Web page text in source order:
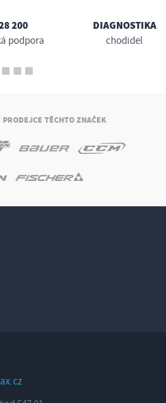
200
podpora
DIAGNOSTIKA
chodidel
TĚCHTO ZNAČEK